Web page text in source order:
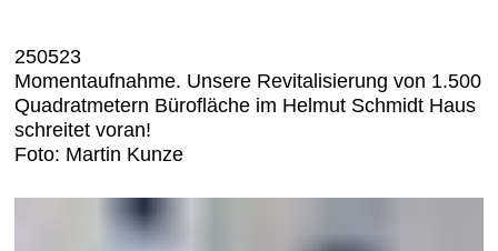
250523
Momentaufnahme. Unsere Revitalisierung von 1.500
Quadratmetern Bürofläche im Helmut Schmidt Haus
schreitet voran!
Foto: Martin Kunze